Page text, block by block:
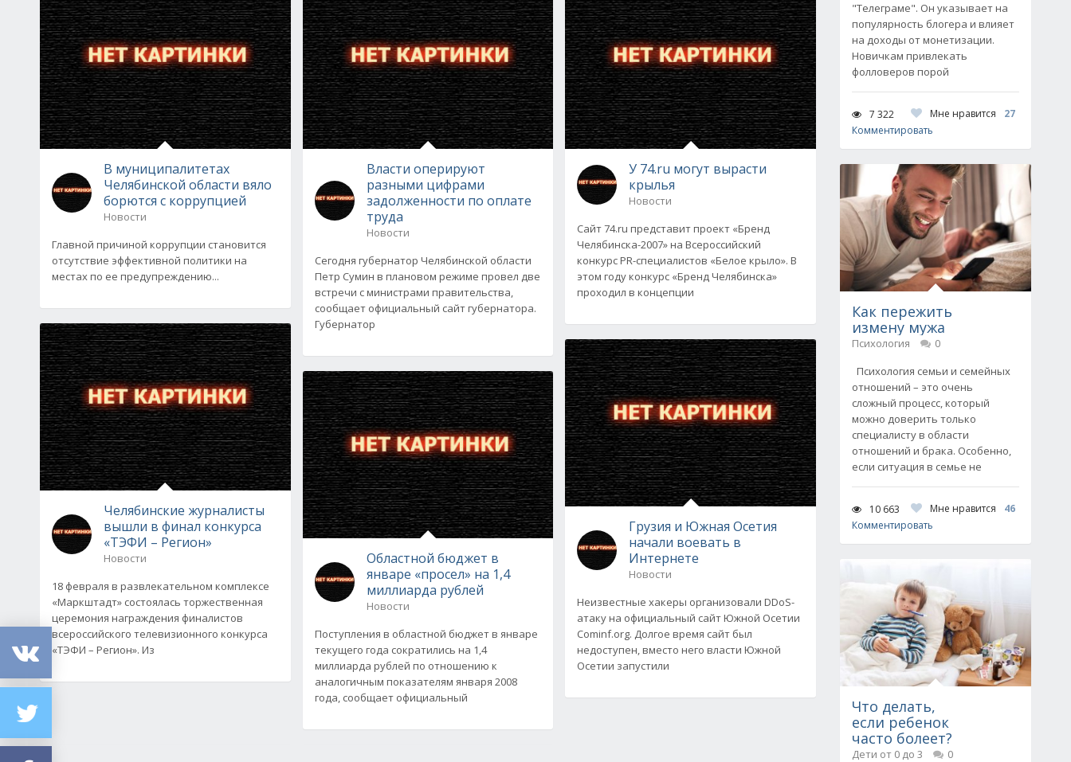
В муниципалитетах
Челябинской области вяло
борются с коррупцией
Новости
Главной причиной коррупции становится
отсутствие эффективной политики на
местах по ее предупреждению...
Челябинские журналисты
вышли в финал конкурса
«ТЭФИ – Регион»
Новости
18 февраля в развлекательном комплексе
«Маркштадт» состоялась торжественная
церемония награждения финалистов
всероссийского телевизионного конкурса
«ТЭФИ – Регион». Из
Власти оперируют
разными цифрами
задолженности по оплате
труда
Новости
Сегодня губернатор Челябинской области
Петр Сумин в плановом режиме провел две
встречи с министрами правительства,
сообщает официальный сайт губернатора.
Губернатор
Областной бюджет в
январе «просел» на 1,4
миллиарда рублей
Новости
Поступления в областной бюджет в январе
текущего года сократились на 1,4
миллиарда рублей по отношению к
аналогичным показателям января 2008
года, сообщает официальный
У 74.ru могут вырасти
крылья
Новости
Сайт 74.ru представит проект «Бренд
Челябинска-2007» на Всероссийский
конкурс PR-специалистов «Белое крыло». В
этом году конкурс «Бренд Челябинска»
проходил в концепции
Грузия и Южная Осетия
начали воевать в
Интернете
Новости
Неизвестные хакеры организовали DDoS-
атаку на официальный сайт Южной Осетии
Сominf.org. Долгое время сайт был
недоступен, вместо него власти Южной
Осетии запустили
"Телеграме". Он указывает на
популярность блогера и влияет
на доходы от монетизации.
Новичкам привлекать
фолловеров порой
7 322 Мне нравится
27
Комментировать
Как пережить
измену мужа
Психология
0
Психология семьи и семейных
отношений – это очень
сложный процесс, который
можно доверить только
специалисту в области
отношений и брака. Особенно,
если ситуация в семье не
10 663 Мне нравится
46
Комментировать
Что делать,
если ребенок
часто болеет?
Дети от 0 до 3
0